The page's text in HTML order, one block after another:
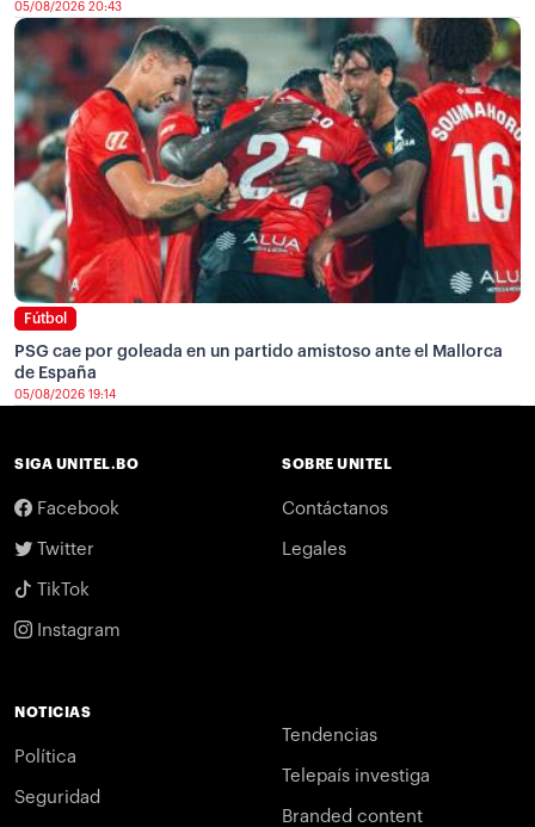
05/08/2026 20:43
Fútbol
PSG cae por goleada en un partido amistoso ante el Mallorca
de España
05/08/2026 19:14
SIGA UNITEL.BO
Facebook
Twitter
TikTok
Instagram
SOBRE UNITEL
Contáctanos
Legales
NOTICIAS
Política
Seguridad
Tendencias
Telepaís investiga
Branded content